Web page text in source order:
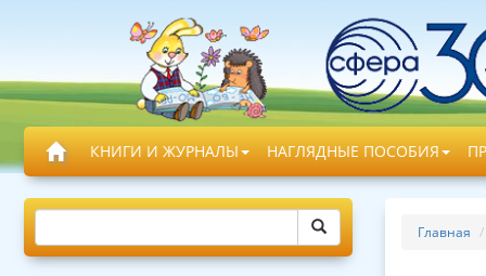
КНИГИ И ЖУРНАЛЫ НАГЛЯДНЫЕ ПОСОБИЯ
Главная